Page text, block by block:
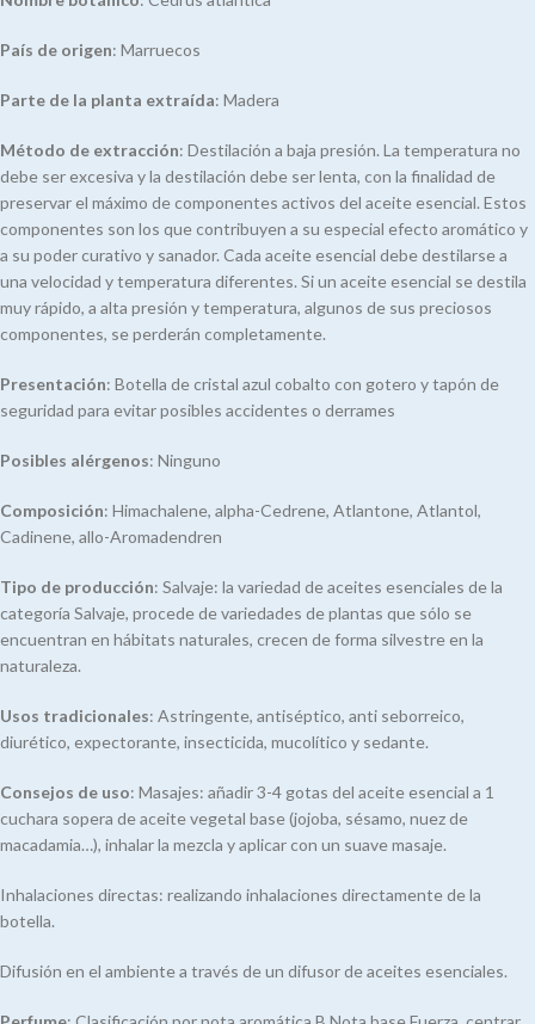
País de origen: Marruecos
Parte de la planta extraída: Madera
Método de extracción: Destilación a baja presión. La temperatura no
debe ser excesiva y la destilación debe ser lenta, con la finalidad de
preservar el máximo de componentes activos del aceite esencial. Estos
componentes son los que contribuyen a su especial efecto aromático y
a su poder curativo y sanador. Cada aceite esencial debe destilarse a
una velocidad y temperatura diferentes. Si un aceite esencial se destila
muy rápido, a alta presión y temperatura, algunos de sus preciosos
componentes, se perderán completamente.
Presentación: Botella de cristal azul cobalto con gotero y tapón de
seguridad para evitar posibles accidentes o derrames
Posibles alérgenos: Ninguno
Composición: Himachalene, alpha-Cedrene, Atlantone, Atlantol,
Cadinene, allo-Aromadendren
Tipo de producción: Salvaje: la variedad de aceites esenciales de la
categoría Salvaje, procede de variedades de plantas que sólo se
encuentran en hábitats naturales, crecen de forma silvestre en la
naturaleza.
Usos tradicionales: Astringente, antiséptico, anti seborreico,
diurético, expectorante, insecticida, mucolítico y sedante.
Consejos de uso: Masajes: añadir 3-4 gotas del aceite esencial a 1
cuchara sopera de aceite vegetal base (jojoba, sésamo, nuez de
macadamia…), inhalar la mezcla y aplicar con un suave masaje.
Inhalaciones directas: realizando inhalaciones directamente de la
botella.
Difusión en el ambiente a través de un difusor de aceites esenciales.